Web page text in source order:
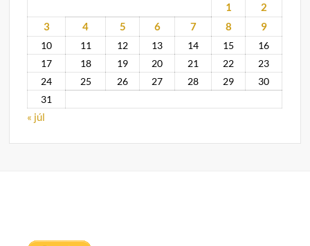
1
2
3
4 5 6 7 8 9
10 11 12 13 14 15
16
17
18 19 20 21 22
23
24
25 26 27 28 29
30
31
« júl